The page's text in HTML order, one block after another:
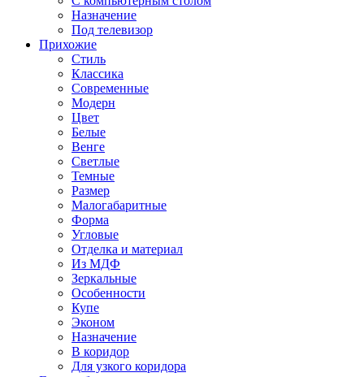
Назначение
Под телевизор
Прихожие
Стиль
Классика
Современные
Модерн
Цвет
Белые
Венге
Светлые
Темные
Размер
Малогабаритные
Форма
Угловые
Отделка и материал
Из МДФ
Зеркальные
Особенности
Купе
Эконом
Назначение
В коридор
Для узкого коридора